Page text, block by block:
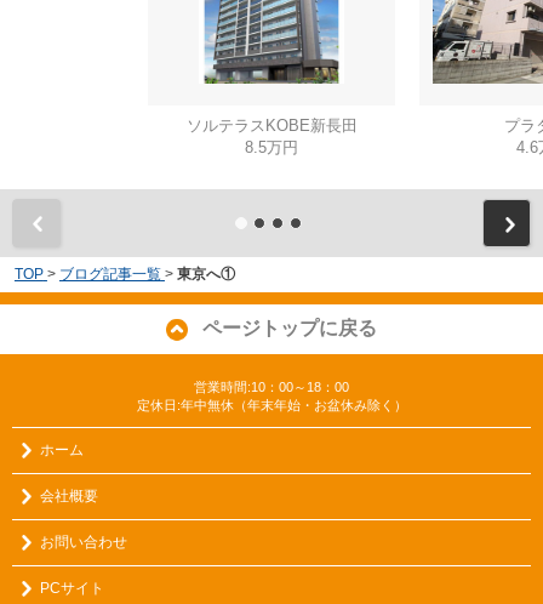
ソルテラスKOBE新長田
8.5万円
プラ
4.6
TOP > ブログ記事一覧 > 東京へ①
ページトップに戻る
営業時間:10：00～18：00
定休日:年中無休（年末年始・お盆休み除く）
ホーム
会社概要
お問い合わせ
PCサイト